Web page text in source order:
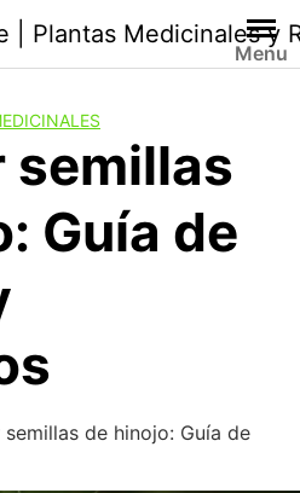
| Plantas Medicinales y
Menu
semillas
Guía de
de hinojo: Guía de